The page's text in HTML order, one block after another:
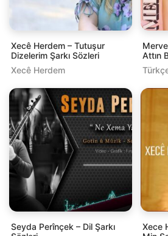
Xecê Herdem – Tutuşur
Dizelerim Şarkı Sözleri
Xecê Herdem
Attın
Seyda Perînçek – Dil Şarkı
Xece